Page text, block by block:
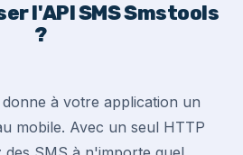
l'API SMS Smstools
?
à votre application un
mobile. Avec un seul HTTP